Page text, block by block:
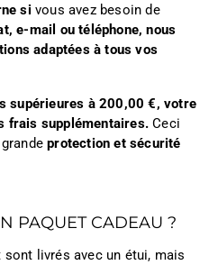
si vous avez besoin de
e-mail ou téléphone, nous
adaptées à tous vos
supérieures à 200,00 €, votre
frais supplémentaires. Ceci
protection et sécurité
PAQUET CADEAU ?
livrés avec un étui, mais